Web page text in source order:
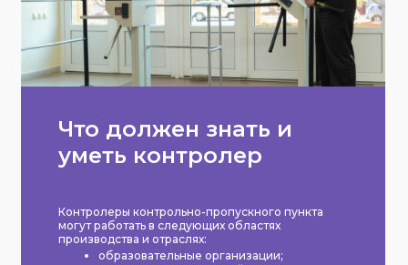
Что должен знать и
уметь контролер
Контролеры контрольно-пропускного пункта
могут работать в следующих областях
производства и отраслях:
образовательные организации;